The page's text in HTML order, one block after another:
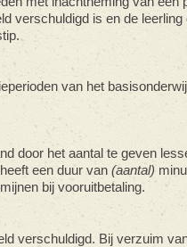
verschuldigd is en de leerling
van het
door het aantal te geven
een duur van (aantal)
bij vooruitbetaling.
verschuldigd. Bij verzuim